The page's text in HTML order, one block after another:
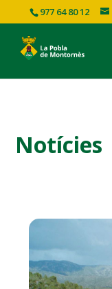
977 64 80 12
Notícies